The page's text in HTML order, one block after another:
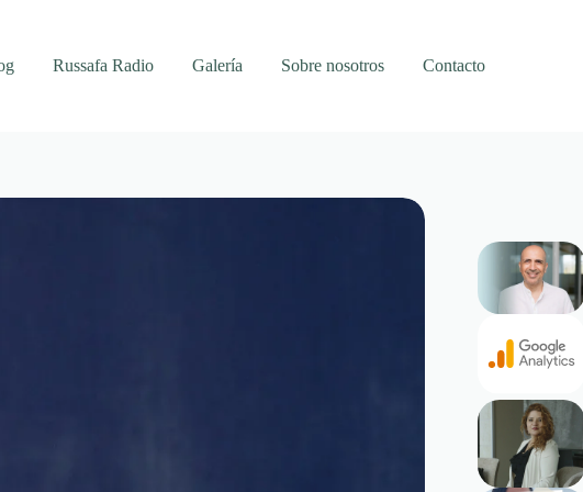
Russafa Radio Galería Sobre nosotros Contacto